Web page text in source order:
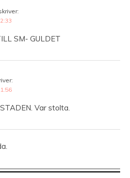
SM- GULDET
Var stolta.